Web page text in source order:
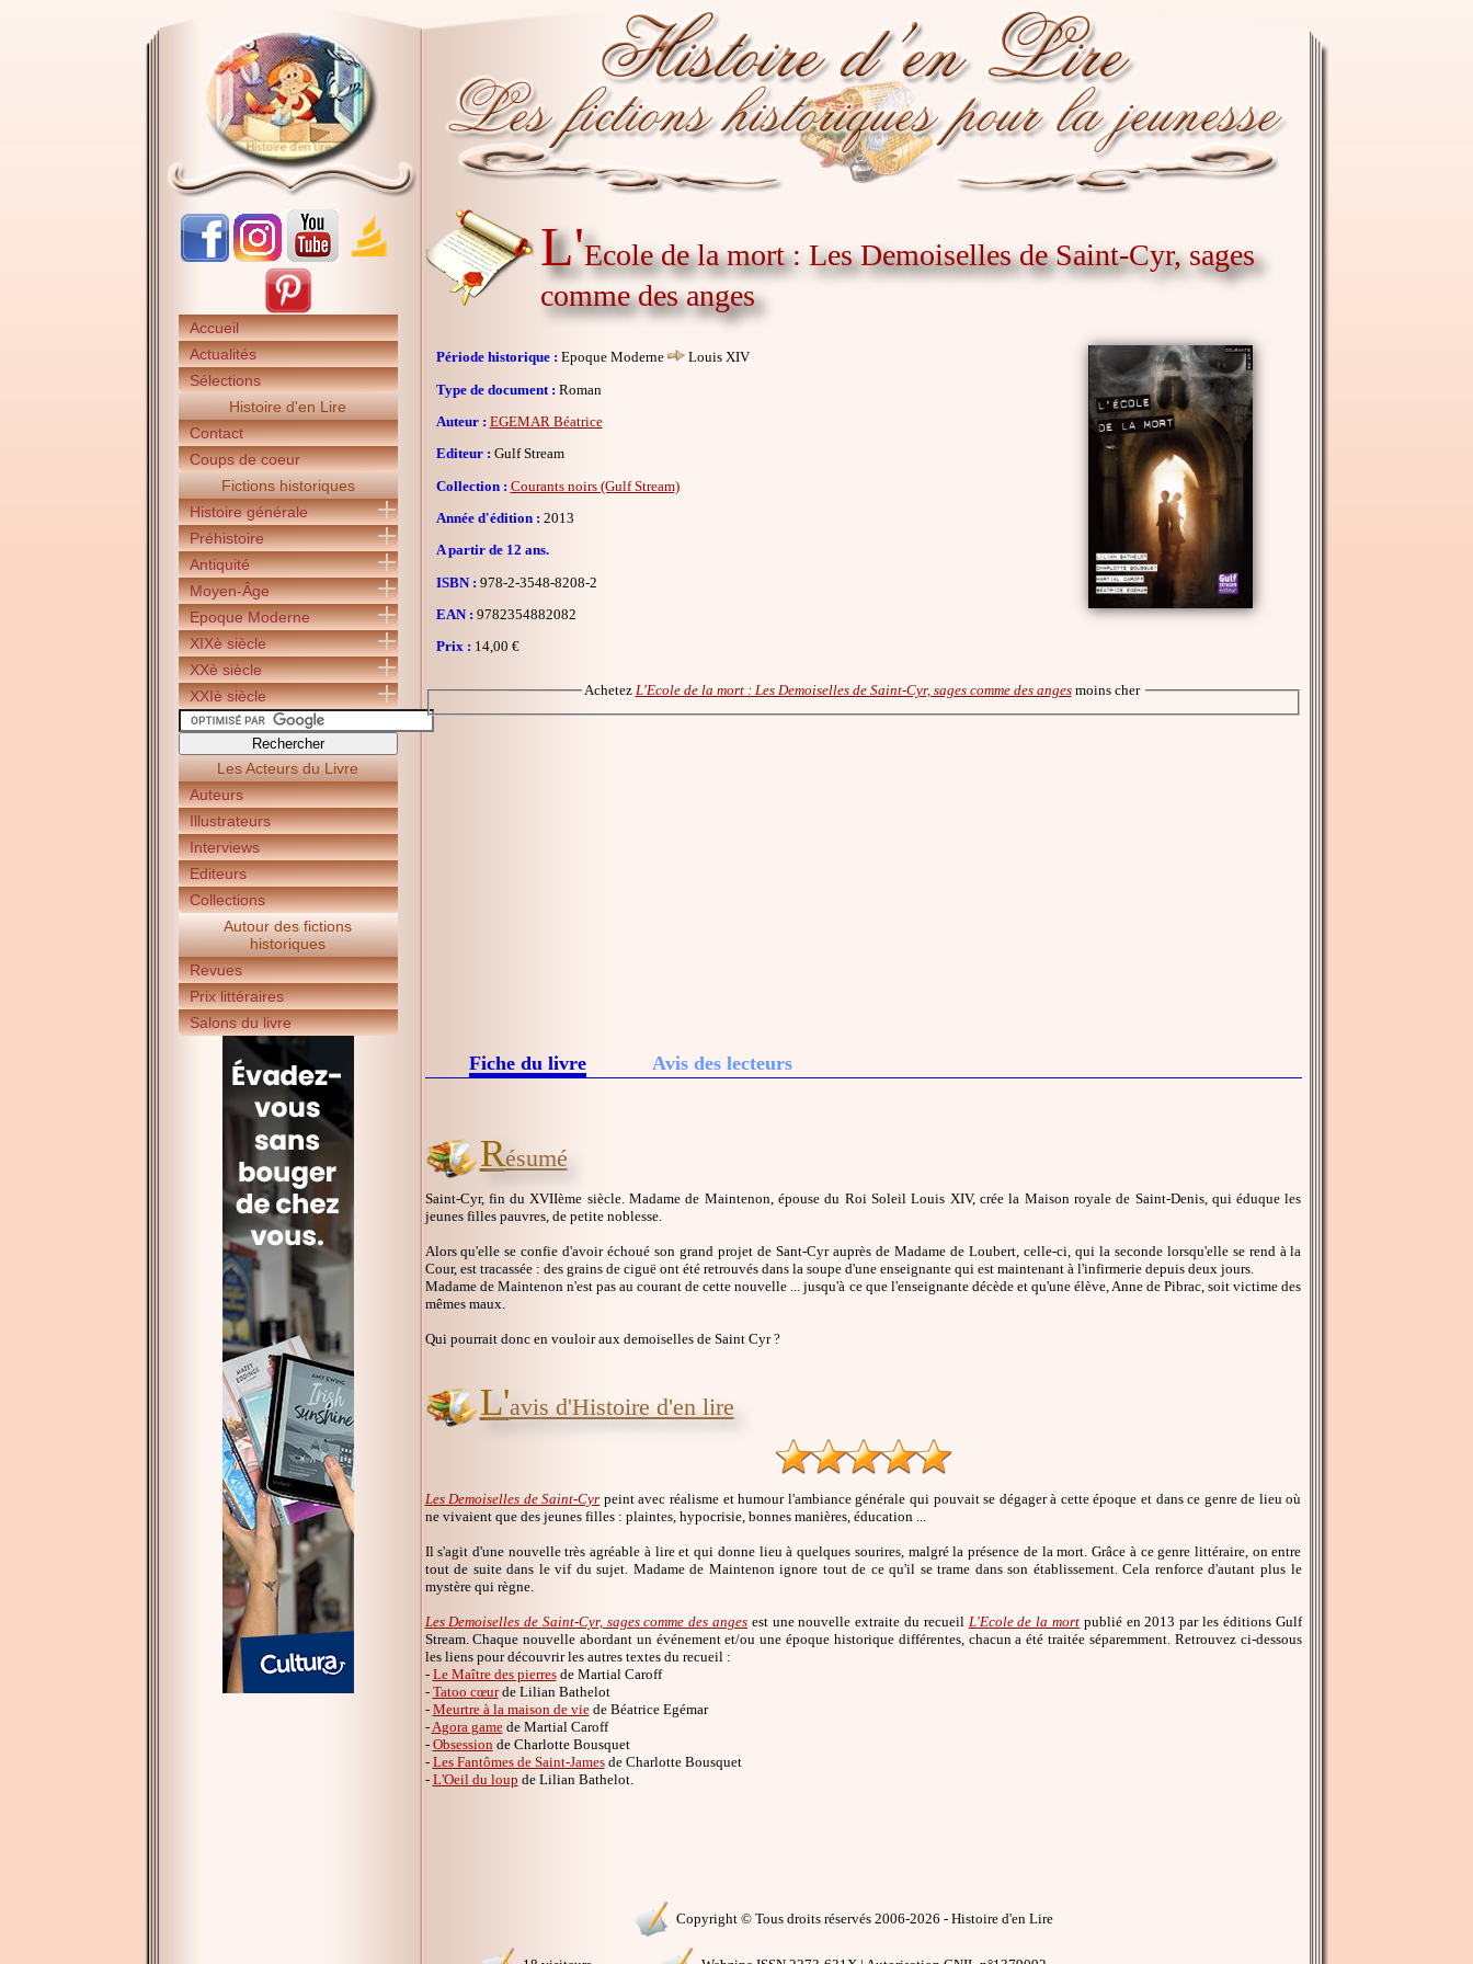
Accueil
Actualités
Sélections
Histoire d'en Lire
Contact
Coups de coeur
Fictions historiques
Histoire générale
Préhistoire
Antiquité
Moyen-Âge
Epoque Moderne
XIXè siècle
XXè siècle
XXIè siècle
Les Acteurs du Livre
Auteurs
Illustrateurs
Interviews
Editeurs
Collections
Autour des fictions
historiques
Revues
Prix littéraires
Salons du livre
L'Ecole de la mort : Les Demoiselles de Saint-Cyr, sages
comme des anges
Période historique : Epoque Moderne
Louis XIV
Type de document : Roman
Auteur : EGEMAR Béatrice
Editeur : Gulf Stream
Collection : Courants noirs (Gulf Stream)
Année d'édition : 2013
A partir de 12 ans.
ISBN : 978-2-3548-8208-2
EAN : 9782354882082
Prix : 14,00 €
Achetez L'Ecole de la mort : Les Demoiselles de Saint-Cyr, sages comme des angesmoins cher
Fiche du livre Avis des lecteurs
Résumé
Saint-Cyr, fin du XVIIème siècle. Madame de Maintenon, épouse du Roi Soleil Louis XIV, crée la Maison royale de Saint-Denis, qui éduque les
jeunes filles pauvres, de petite noblesse.
Alors qu'elle se confie d'avoir échoué son grand projet de Sant-Cyr auprès de Madame de Loubert, celle-ci, qui la seconde lorsqu'elle se rend à la
Cour, est tracassée : des grains de ciguë ont été retrouvés dans la soupe d'une enseignante qui est maintenant à l'infirmerie depuis deux jours.
Madame de Maintenon n'est pas au courant de cette nouvelle ... jusqu'à ce que l'enseignante décède et qu'une élève, Anne de Pibrac, soit victime des
mêmes maux.
Qui pourrait donc en vouloir aux demoiselles de Saint Cyr ?
L'avis d'Histoire d'en lire
Les Demoiselles de Saint-Cyr peint avec réalisme et humour l'ambiance générale qui pouvait se dégager à cette époque et dans ce genre de lieu où
ne vivaient que des jeunes filles : plaintes, hypocrisie, bonnes manières, éducation ...
Il s'agit d'une nouvelle très agréable à lire et qui donne lieu à quelques sourires, malgré la présence de la mort. Grâce à ce genre littéraire, on entre
tout de suite dans le vif du sujet. Madame de Maintenon ignore tout de ce qu'il se trame dans son établissement. Cela renforce d'autant plus le
mystère qui règne.
Les Demoiselles de Saint-Cyr, sages comme des anges est une nouvelle extraite du recueil L'Ecole de la mortpublié en 2013 par les éditions Gulf
Stream. Chaque nouvelle abordant un événement et/ou une époque historique différentes, chacun a été traitée séparemment. Retrouvez ci-dessous
les liens pour découvrir les autres textes du recueil :
- Le Maître des pierresde Martial Caroff
- Tatoo cœurde Lilian Bathelot
- Meurtre à la maison de viede Béatrice Egémar
- Agora gamede Martial Caroff
- Obsession de Charlotte Bousquet
- Les Fantômes de Saint-Jamesde Charlotte Bousquet
- L'Oeil du loup de Lilian Bathelot.
Copyright © Tous droits réservés 2006-2026 - Histoire d'en Lire